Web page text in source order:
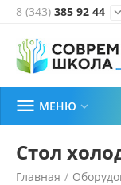
8 (343) 385 92 44 
 МЕНЮ 
Стол
Главная /